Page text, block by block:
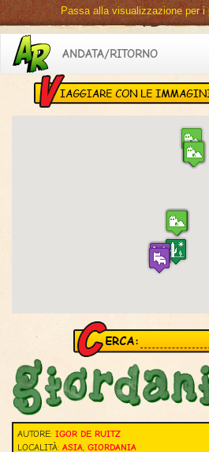
Passa alla visualizzazione per i
ANDATA/RITORNO
AUTORE: IGOR DE RUITZ
LOCALITÀ: ASIA, GIORDANIA